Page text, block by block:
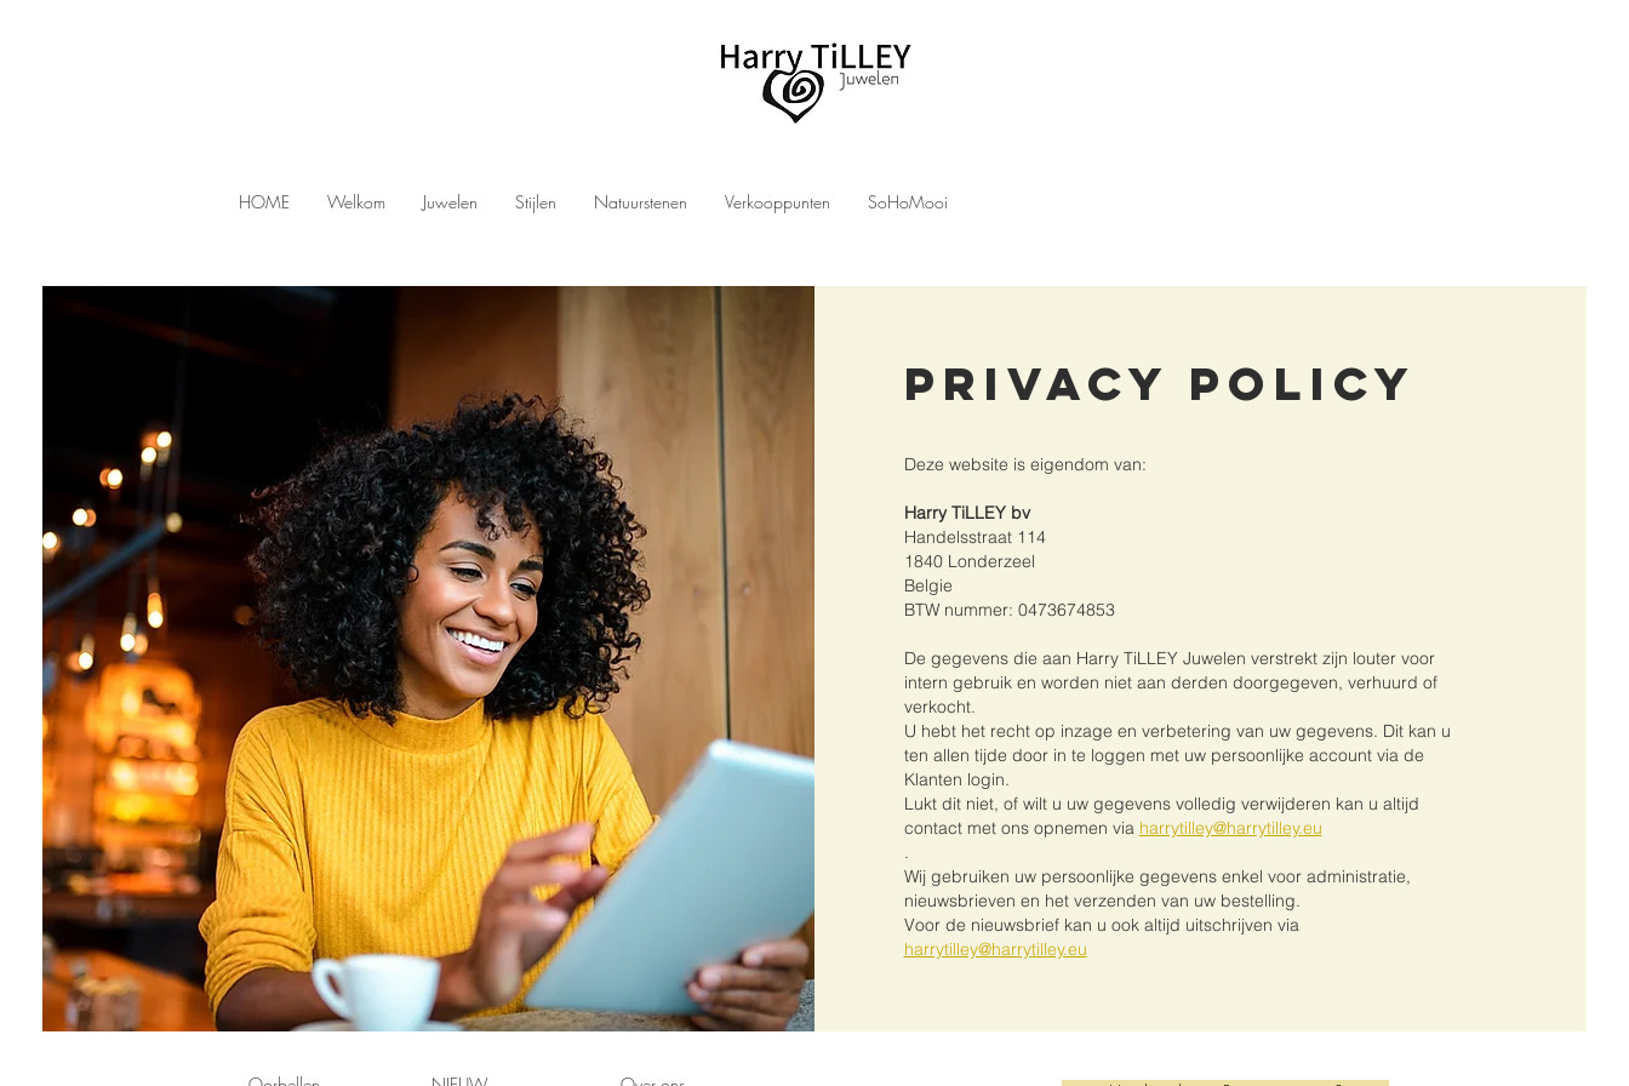
HOME Welkom Juwelen Stijlen Natuurstenen Verkooppunten SoHoMooi
Privacy policy
Deze website is eigendom van:
Harry TiLLEY bv
Handelsstraat 114
1840 Londerzeel
Belgie
BTW nummer: 0473674853
De gegevens die aan Harry TiLLEY Juwelen verstrekt zijn louter voor
intern gebruik en worden niet aan derden doorgegeven, verhuurd of
verkocht.
U hebt het recht op inzage en verbetering van uw gegevens. Dit kan u
ten allen tijde door in te loggen met uw persoonlijke account via de
Klanten login.
Lukt dit niet, of wilt u uw gegevens volledig verwijderen kan u altijd
contact met ons opnemen via harrytilley@harrytilley.eu
.
Wij gebruiken uw persoonlijke gegevens enkel voor administratie,
nieuwsbrieven en het verzenden van uw bestelling.
Voor de nieuwsbrief kan u ook altijd uitschrijven via
harrytilley@harrytilley.eu